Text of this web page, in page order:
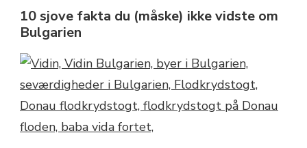
10 sjove fakta du (måske) ikke vidste om
Bulgarien